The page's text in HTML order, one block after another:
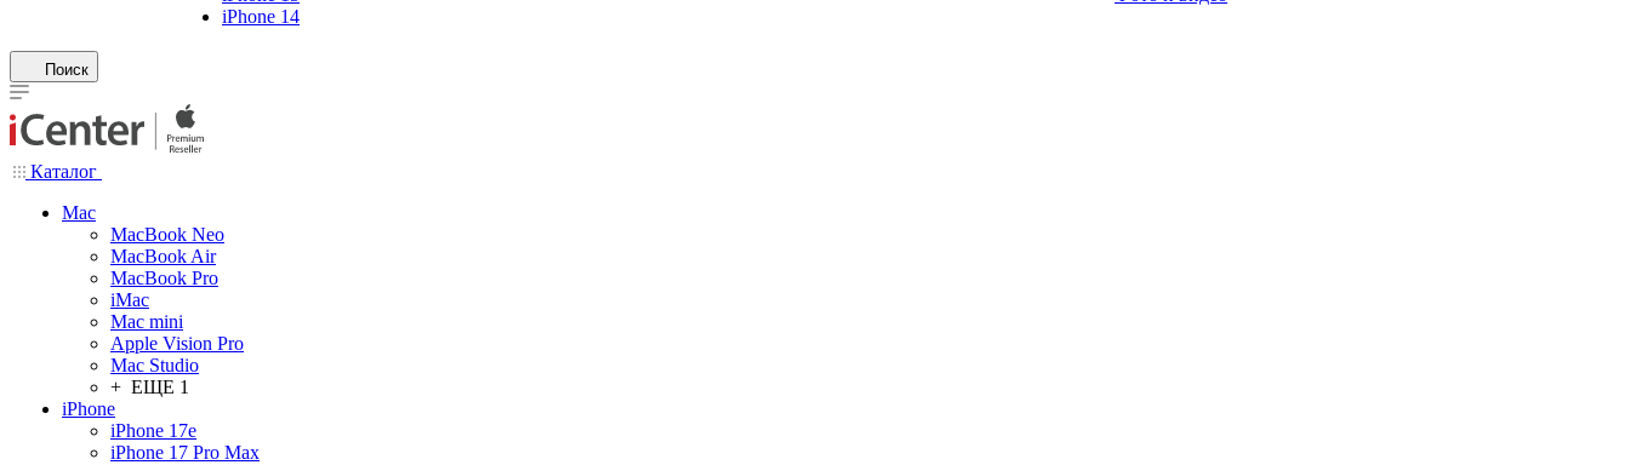
iPhone 14
Поиск
Каталог
Mac
MacBook Neo
MacBook Air
MacBook Pro
iMac
Mac mini
Apple Vision Pro
Mac Studio
+ ЕЩЕ 1
iPhone
iPhone 17e
iPhone 17 Pro Max